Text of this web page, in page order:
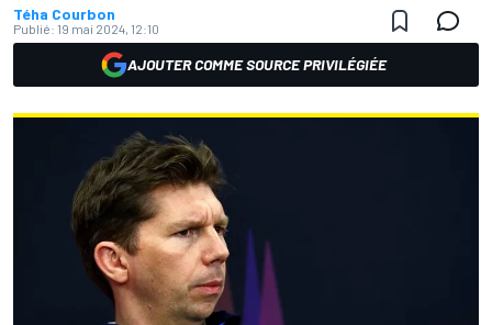
Téha Courbon
Publié: 19 mai 2024, 12:10
AJOUTER COMME SOURCE PRIVILÉGIÉE